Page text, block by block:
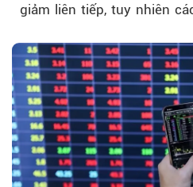
giảm liên tiếp, tuy nhiên